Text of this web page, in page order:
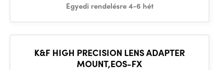
Egyedi rendelésre 4-6 hét
K&F HIGH PRECISION LENS ADAPTER
MOUNT,EOS-FX